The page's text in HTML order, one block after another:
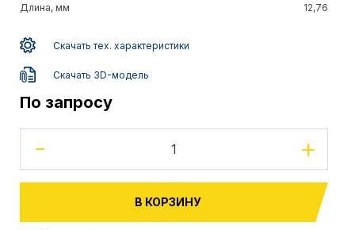
Длина, мм 12,76
Скачать тех. характеристики
Скачать 3D-модель
По запросу
- +
В КОРЗИНУ